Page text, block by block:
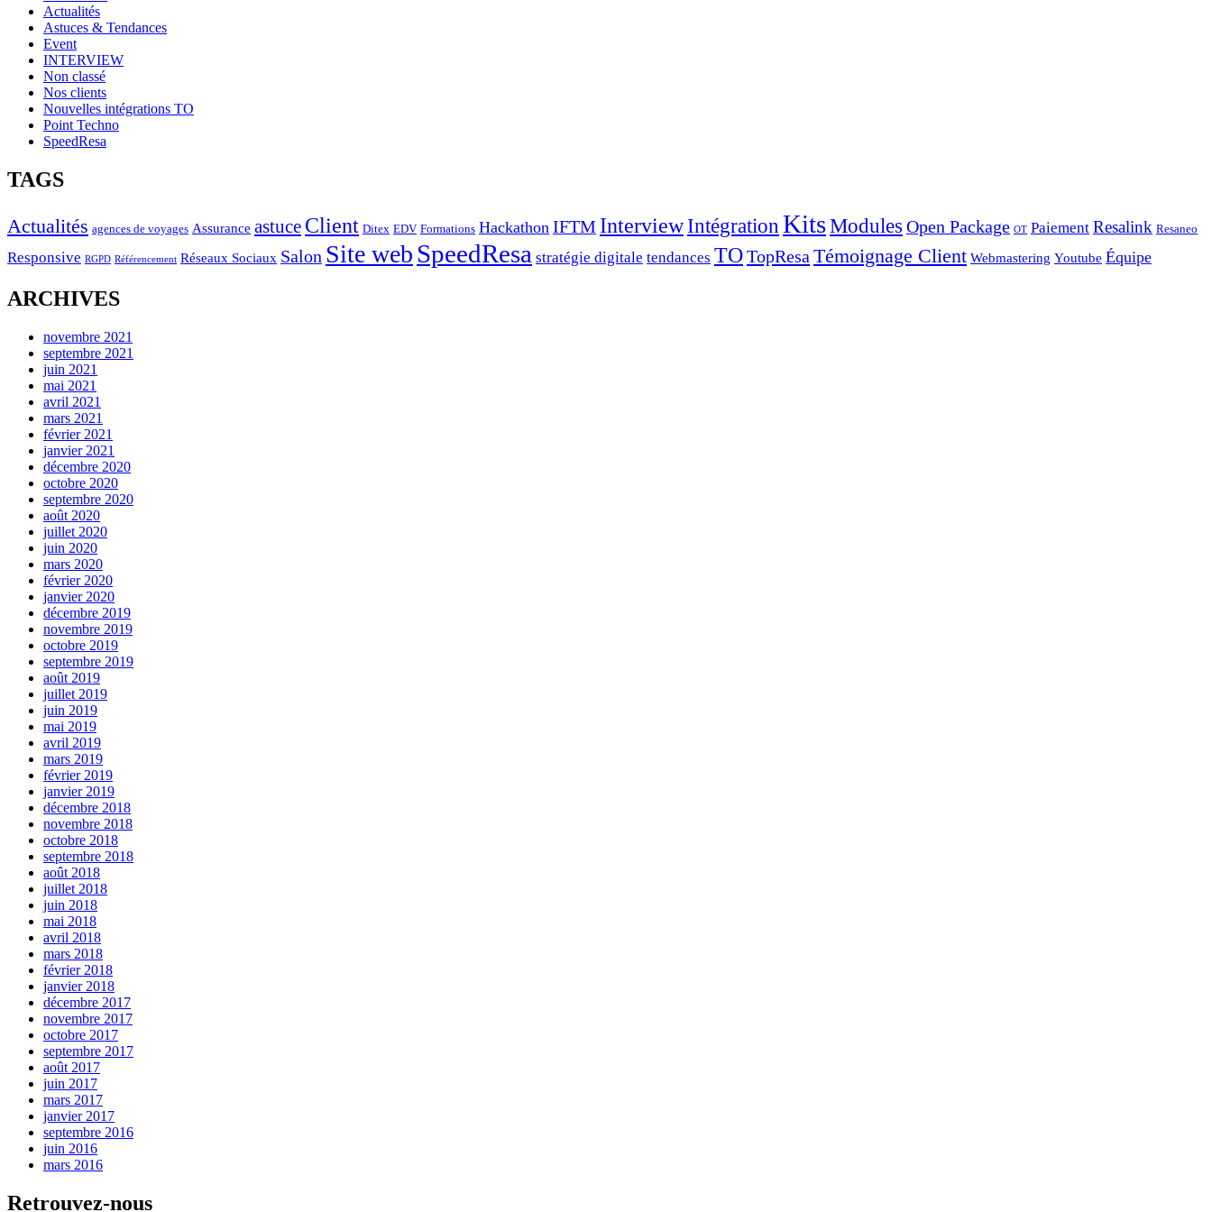
Actualités
Astuces & Tendances
Event
INTERVIEW
Non classé
Nos clients
Nouvelles intégrations TO
Point Techno
SpeedResa
TAGS
Actualités agences de voyages Assurance astuce Client Ditex EDV Formations Hackathon IFTM InterviewIntégration KitsModules Open Package OT Paiement Resalink Resaneo
Responsive RGPD Référencement Réseaux Sociaux Salon Site web SpeedResa stratégie digitale tendances TOTopResa Témoignage Client Webmastering Youtube Équipe
ARCHIVES
novembre 2021
septembre 2021
juin 2021
mai 2021
avril 2021
mars 2021
février 2021
janvier 2021
décembre 2020
octobre 2020
septembre 2020
août 2020
juillet 2020
juin 2020
mars 2020
février 2020
janvier 2020
décembre 2019
novembre 2019
octobre 2019
septembre 2019
août 2019
juillet 2019
juin 2019
mai 2019
avril 2019
mars 2019
février 2019
janvier 2019
décembre 2018
novembre 2018
octobre 2018
septembre 2018
août 2018
juillet 2018
juin 2018
mai 2018
avril 2018
mars 2018
février 2018
janvier 2018
décembre 2017
novembre 2017
octobre 2017
septembre 2017
août 2017
juin 2017
mars 2017
janvier 2017
septembre 2016
juin 2016
mars 2016
Retrouvez-nous